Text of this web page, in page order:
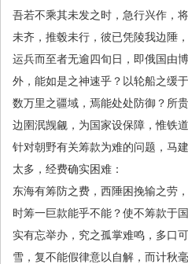
吾若不乘其未发之时，急行兴作，
未齐，推毂未行，彼已凭陵我边陲
运兵而至者无逾四旬日，即俄国由
外，能如是之神速乎？以轮船之缓
数万里之疆域，焉能处处防御？所
边圉泯觊觎，为国家设保障，惟铁
针对朝野有关筹款为难的问题，马
太多，经费确实困难：
东海有筹防之费，西陲困挽输之劳
时筹一巨款能乎不能？使不筹款于
实有忘举办，究之孤掌难鸣，多口
雪，复不能假律意以自解，而计秋